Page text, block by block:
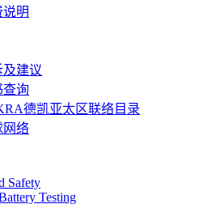
说明
及建议
查询
德凯亚太区联络目录
网络
Safety
Testing